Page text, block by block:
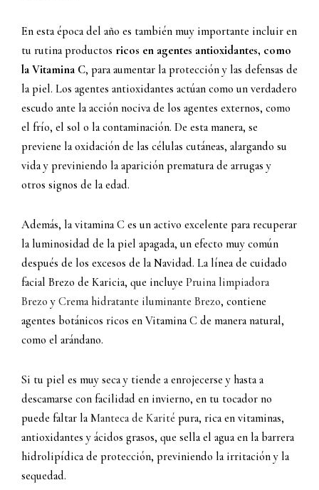
En esta época del año es también muy importante incluir en
tu rutina productos ricos en agentes antioxidantes, como
la Vitamina C, para aumentar la protección y las defensas de
la piel. Los agentes antioxidantes actúan como un verdadero
escudo ante la acción nociva de los agentes externos, como
el frío, el sol o la contaminación. De esta manera, se
previene la oxidación de las células cutáneas, alargando su
vida y previniendo la aparición prematura de arrugas y
otros signos de la edad.
Además, la vitamina C es un activo excelente para recuperar
la luminosidad de la piel apagada, un efecto muy común
después de los excesos de la Navidad. La línea de cuidado
facial Brezo de Karicia, que incluye Pruina limpiadora
Brezo y Crema hidratante iluminante Brezo, contiene
agentes botánicos ricos en Vitamina C de manera natural,
como el arándano.
Si tu piel es muy seca y tiende a enrojecerse y hasta a
descamarse con facilidad en invierno, en tu tocador no
puede faltar laManteca de Karité pura, rica en vitaminas,
antioxidantes y ácidos grasos, que sella el agua en la barrera
hidrolipídica de protección, previniendo la irritación y la
sequedad.